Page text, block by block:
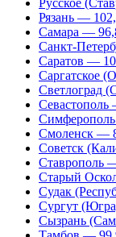
Русское
Рязань —
Самара —
Санкт-
Саратов —
Саргатское
Светлоград
Смоленск —
Советск
Ставрополь
Старый
Судак
Сургут
Сызрань